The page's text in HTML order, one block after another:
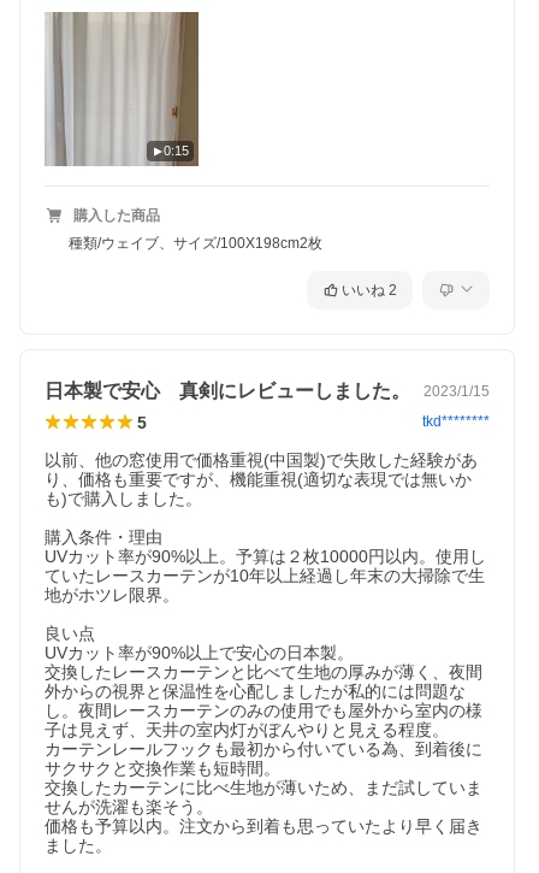
おすすめソファはこちら
0:15
購入した商品
種類/ウェイブ、サイズ/100X198cm2枚
いいね 2
日本製で安心 真剣にレビューしました。 2023/1/15
5 tkd********
以前、他の窓使用で価格重視(中国製)で失敗した経験があ
り、価格も重要ですが、機能重視(適切な表現では無いか
も)で購入しました。
購入条件・理由
UVカット率が90%以上。予算は２枚10000円以内。使用し
ていたレースカーテンが10年以上経過し年末の大掃除で生
地がホツレ限界。
良い点
UVカット率が90%以上で安心の日本製。
交換したレースカーテンと比べて生地の厚みが薄く、夜間
外からの視界と保温性を心配しましたが私的には問題な
し。夜間レースカーテンのみの使用でも屋外から室内の様
子は見えず、天井の室内灯がぼんやりと見える程度。
カーテンレールフックも最初から付いている為、到着後に
サクサクと交換作業も短時間。
交換したカーテンに比べ生地が薄いため、まだ試していま
せんが洗濯も楽そう。
価格も予算以内。注文から到着も思っていたより早く届き
ました。